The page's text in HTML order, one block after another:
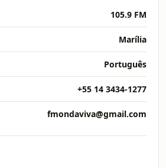
105.9 FM
Marília
Português
+55 14 3434-1277
fmondaviva@gmail.com